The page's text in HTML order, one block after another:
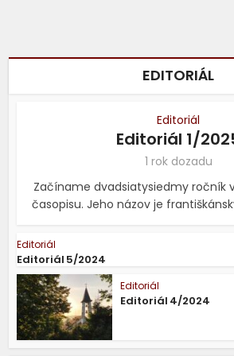
EDITORIÁL
Editoriál
Editoriál 1/
1 rok dozadu
Začíname dvadsiatysiedmy ročník
časopisu. Jeho názov je
Editoriál
Editoriál 5/2024
Editoriál
Editoriál 4/2024